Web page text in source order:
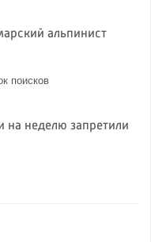
альпинист
поисков
на неделю запретили